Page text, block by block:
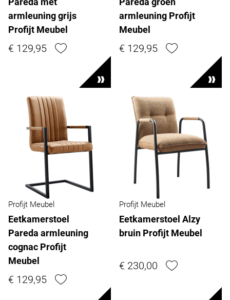
armleuning grijs
Profijt Meubel
€ 129,95
armleuning Profijt
Meubel
€ 129,95
Profijt Meubel
Eetkamerstoel
Pareda armleuning
cognac Profijt
Meubel
€ 129,95
Profijt Meubel
Eetkamerstoel Alzy
bruin Profijt Meubel
€ 230,00